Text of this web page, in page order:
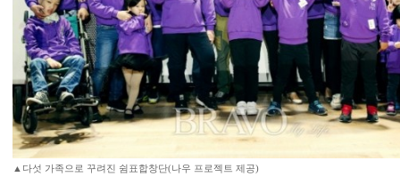
▲다섯 가족으로 꾸려진 쉼표합창단(나우 프로젝트 제공)